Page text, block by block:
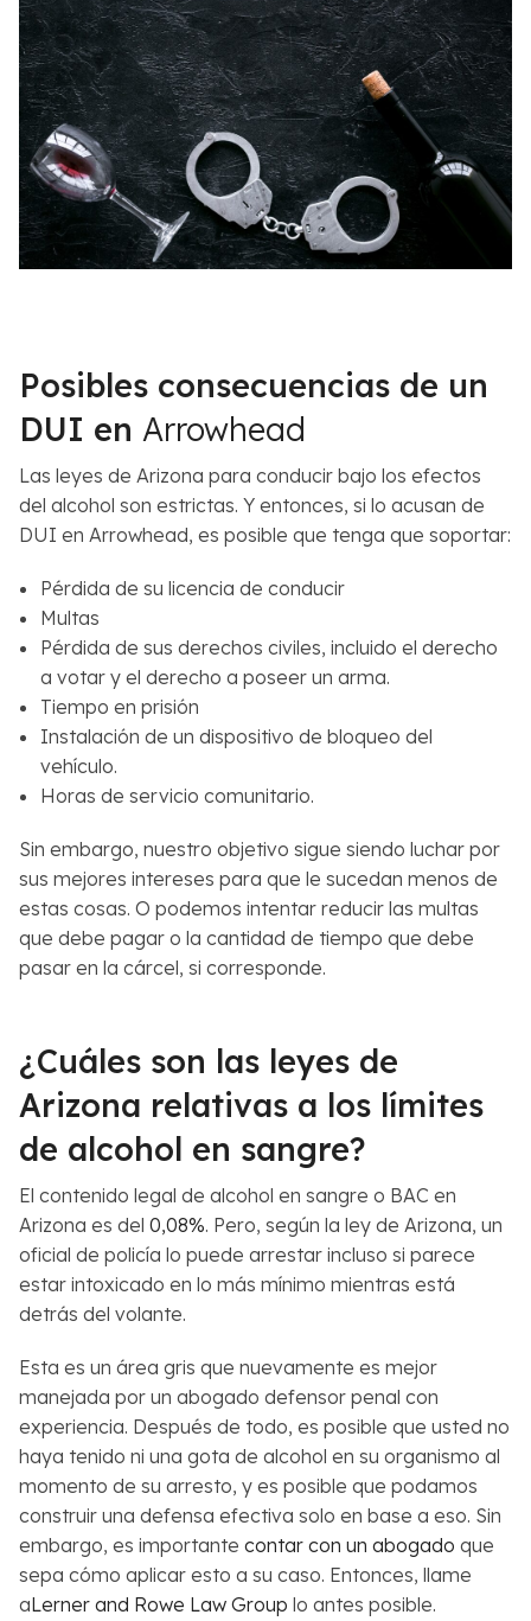
Posibles consecuencias de un
DUI en Arrowhead
Las leyes de Arizona para conducir bajo los efectos
del alcohol son estrictas. Y entonces, si lo acusan de
DUI en Arrowhead, es posible que tenga que soportar:
Pérdida de su licencia de conducir
Multas
Pérdida de sus derechos civiles, incluido el derecho
a votar y el derecho a poseer un arma.
Tiempo en prisión
Instalación de un dispositivo de bloqueo del
vehículo.
Horas de servicio comunitario.
Sin embargo, nuestro objetivo sigue siendo luchar por
sus mejores intereses para que le sucedan menos de
estas cosas. O podemos intentar reducir las multas
que debe pagar o la cantidad de tiempo que debe
pasar en la cárcel, si corresponde.
¿Cuáles son las leyes de
Arizona relativas a los límites
de alcohol en sangre?
El contenido legal de alcohol en sangre o BAC en
Arizona es del 0,08%. Pero, según la ley de Arizona, un
oficial de policía lo puede arrestar incluso si parece
estar intoxicado en lo más mínimo mientras está
detrás del volante.
Esta es un área gris que nuevamente es mejor
manejada por un abogado defensor penal con
experiencia. Después de todo, es posible que usted no
haya tenido ni una gota de alcohol en su organismo al
momento de su arresto, y es posible que podamos
construir una defensa efectiva solo en base a eso. Sin
embargo, es importante contar con un abogado que
sepa cómo aplicar esto a su caso. Entonces, llame
aLerner and Rowe Law Group lo antes posible.